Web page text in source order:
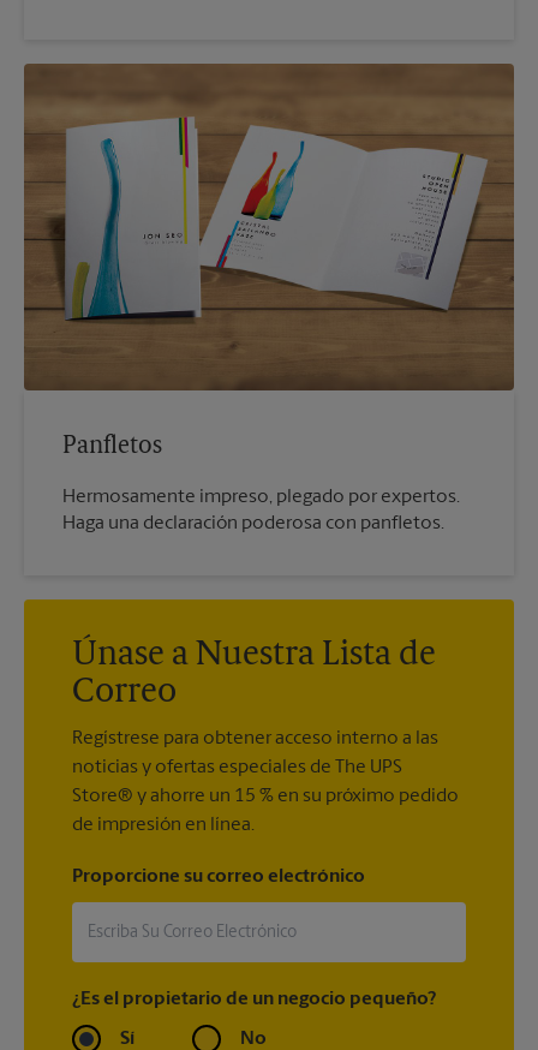
Panfletos
Hermosamente impreso, plegado por expertos.
Haga una declaración poderosa con panfletos.
Únase a Nuestra Lista de
Correo
Regístrese para obtener acceso interno a las
noticias y ofertas especiales de The UPS
Store® y ahorre un 15 % en su próximo pedido
de impresión en línea.
Proporcione su correo electrónico
¿Es el propietario de un negocio pequeño?
Sí No